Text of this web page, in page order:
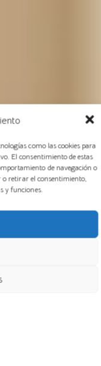
como las cookies para
El consentimiento de estas
de navegación o
o retirar el consentimiento,
y funciones.